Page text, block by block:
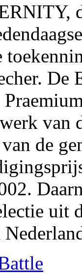
De
van
de
uit